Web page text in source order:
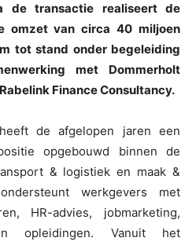
de transactie realiseert de
omzet van circa 40 miljoen
tot stand onder begeleiding
met Dommerholt
Finance Consultancy.
de afgelopen jaren een
opgebouwd binnen de
& logistiek en maak &
werkgevers met
HR-advies, jobmarketing,
opleidingen. Vanuit het